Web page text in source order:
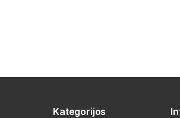
Kategorijos